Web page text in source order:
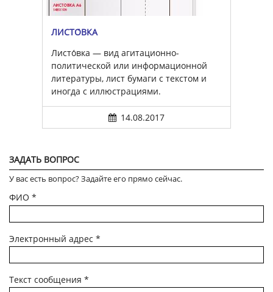
ЛИСТО́ВКА
Листо́вка — вид агитационно-
политической или информационной
литературы, лист бумаги с текстом и
иногда с иллюстрациями.
14.08.2017
ЗАДАТЬ ВОПРОС
У вас есть вопрос? Задайте его прямо сейчас.
ФИО *
Электронный адрес *
Текст сообщения *